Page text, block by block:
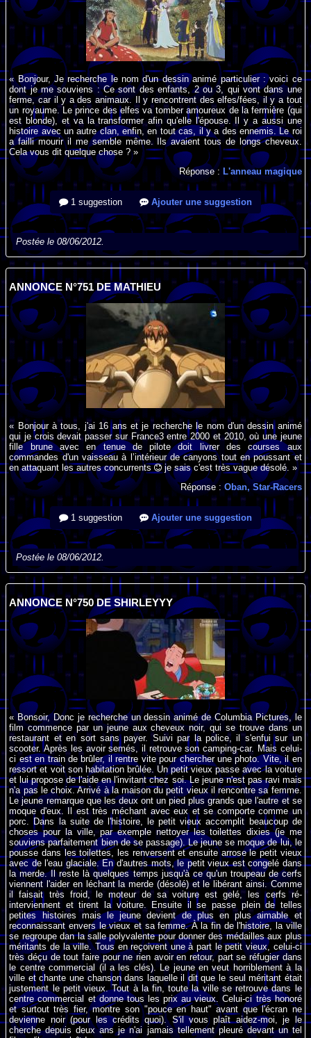
« Bonjour, Je recherche le nom d'un dessin animé particulier : voici ce
dont je me souviens : Ce sont des enfants, 2 ou 3, qui vont dans une
ferme, car il y a des animaux. Il y rencontrent des elfes/fées, il y a tout
un royaume. Le prince des elfes va tomber amoureux de la fermière (qui
est blonde), et va la transformer afin qu'elle l'épouse. Il y a aussi une
histoire avec un autre clan, enfin, en tout cas, il y a des ennemis. Le roi
a failli mourir il me semble même. Ils avaient tous de longs cheveux.
Cela vous dit quelque chose ? »
Réponse : L'anneau magique
1 suggestion Ajouter une suggestion
Postée le 08/06/2012.
ANNONCE N°751 DE MATHIEU
« Bonjour à tous, j'ai 16 ans et je recherche le nom d'un dessin animé
qui je crois devait passer sur France3 entre 2000 et 2010, où une jeune
fille brune avec en tenue de pilote doit livrer des courses aux
commandes d'un vaisseau à l’intérieur de canyons tout en poussant et
en attaquant les autres concurrents
je sais c'est très vague désolé. »
Réponse : Oban, Star-Racers
1 suggestion Ajouter une suggestion
Postée le 08/06/2012.
ANNONCE N°750 DE SHIRLEYYY
« Bonsoir, Donc je recherche un dessin animé de Columbia Pictures, le
film commence par un jeune aux cheveux noir, qui se trouve dans un
restaurant et en sort sans payer. Suivi par la police, il s'enfui sur un
scooter. Après les avoir semés, il retrouve son camping-car. Mais celui-
ci est en train de brûler, il rentre vite pour chercher une photo. Vite, il en
ressort et voit son habitation brûlée. Un petit vieux passe avec la voiture
et lui propose de l'aide en l'invitant chez soi. Le jeune n'est pas ravi mais
n'a pas le choix. Arrivé à la maison du petit vieux il rencontre sa femme.
Le jeune remarque que les deux ont un pied plus grands que l'autre et se
moque d'eux. Il est très méchant avec eux et se comporte comme un
porc. Dans la suite de l'histoire, le petit vieux accomplit beaucoup de
choses pour la ville, par exemple nettoyer les toilettes dixies (je me
souviens parfaitement bien de se passage). Le jeune se moque de lui, le
pousse dans les toilettes, les renversent et ensuite arrose le petit vieux
avec de l'eau glaciale. En d'autres mots, le petit vieux est congelé dans
la merde. Il reste là quelques temps jusqu'à ce qu'un troupeau de cerfs
viennent l'aider en léchant la merde (désolé) et le libérant ainsi. Comme
il faisait très froid, le moteur de sa voiture est gelé, les cerfs ré-
interviennent et tirent la voiture. Ensuite il se passe plein de telles
petites histoires mais le jeune devient de plus en plus aimable et
reconnaissant envers le vieux et sa femme. À la fin de l'histoire, la ville
se regroupe dan la salle polyvalente pour donner des médailles aux plus
méritants de la ville. Tous en reçoivent une à part le petit vieux, celui-ci
très déçu de tout faire pour ne rien avoir en retour, part se réfugier dans
le centre commercial (il a les clés). Le jeune en veut horriblement à la
ville et chante une chanson dans laquelle il dit que le seul méritant était
justement le petit vieux. Tout à la fin, toute la ville se retrouve dans le
centre commercial et donne tous les prix au vieux. Celui-ci très honoré
et surtout très fier, montre son "pouce en haut" avant que l'écran ne
devienne noir (pour les crédits quoi). S'il vous plaît aidez-moi, je le
cherche depuis deux ans je n'ai jamais tellement pleuré devant un tel